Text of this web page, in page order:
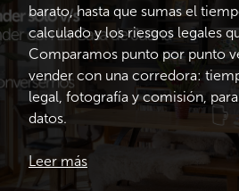
barato, hasta que sumas el
calculado y los riesgos legales
Comparamos punto por punto
vender con una corredora:
legal, fotografía y comisión,
datos.
Leer más